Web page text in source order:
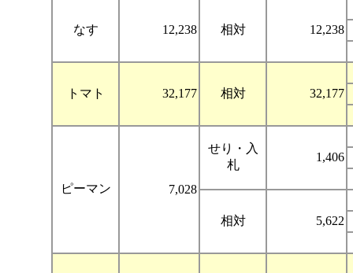
なす 12,238 相対 12,238
トマト 32,177 相対 32,177
ピーマン 7,028
せり・入
札
1,406
相対 5,622